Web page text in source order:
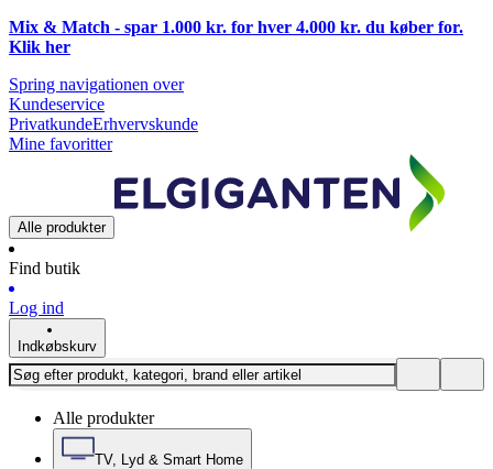
Mix & Match - spar 1.000 kr. for hver 4.000 kr. du køber for.
Klik her
Spring navigationen over
Kundeservice
PrivatkundeErhvervskunde
Mine favoritter
Alle produkter
Find butik
Log ind
Indkøbskurv
Alle produkter
TV, Lyd & Smart Home